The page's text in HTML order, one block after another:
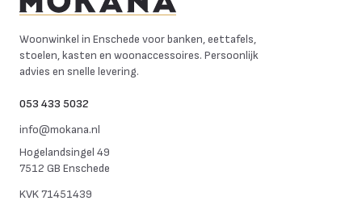
Woonwinkel in Enschede voor banken, eettafels,
stoelen, kasten en woonaccessoires. Persoonlijk
advies en snelle levering.
053 433 5032
info@mokana.nl
Hogelandsingel 49
7512 GB Enschede
KVK71451439